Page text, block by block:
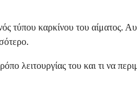
τύπου καρκίνου του αίματος.
λειτουργίας του και τι να